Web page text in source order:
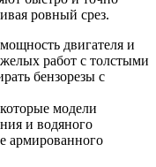
ровный срез.
двигателя и
работ с толстыми
бензорезы с
модели
и водяного
армированного